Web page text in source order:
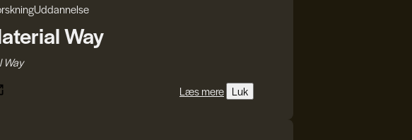
Uddannelse
Way
Way
Læs mere Luk